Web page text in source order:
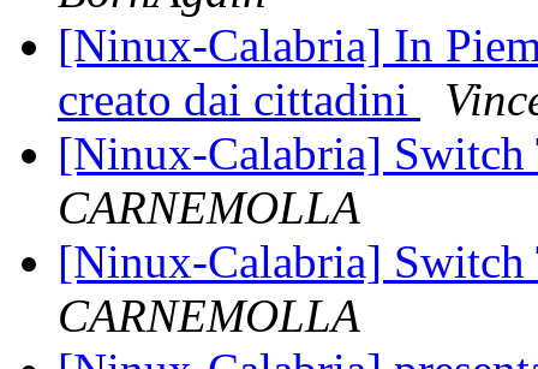
[Ninux-Calabria] In
creato dai cittadini
[Ninux-Calabria]
CARNEMOLLA
[Ninux-Calabria]
CARNEMOLLA